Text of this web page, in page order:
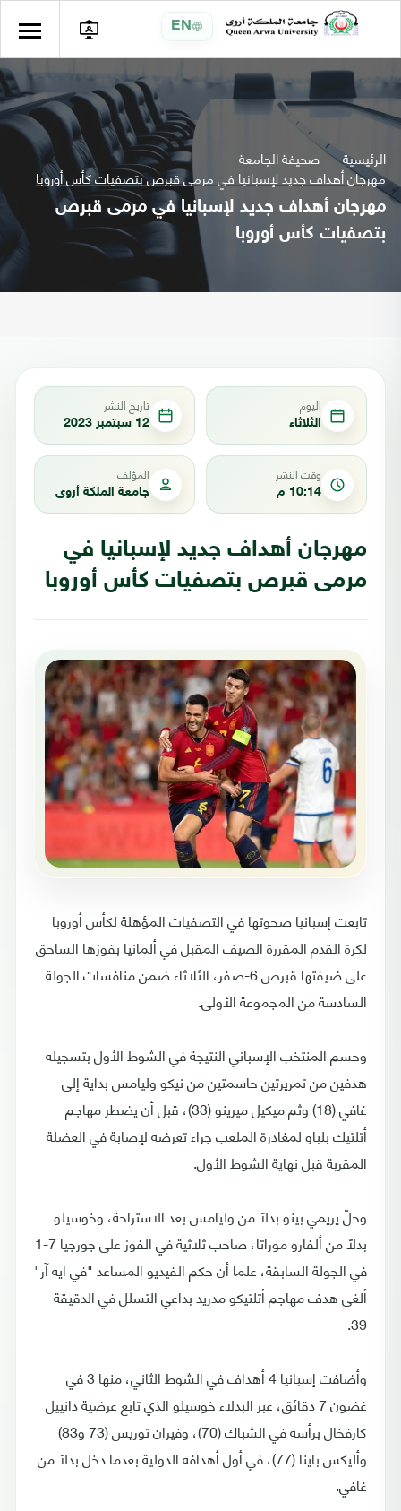
EN
الرئيسية صحيفة الجامعة
مهرجان أهداف جديد لإسبانيا في مرمى قبرص بتصفيات كأس أوروبا
مهرجان أهداف جديد لإسبانيا في مرمى قبرص
بتصفيات كأس أوروبا
اليوم
الثلاثاء
تاريخ النشر
12 سبتمبر 2023
وقت النشر
10:14 م
المؤلف
جامعة الملكة أروى
مهرجان أهداف جديد لإسبانيا في
مرمى قبرص بتصفيات كأس أوروبا
تابعت إسبانيا صحوتها في التصفيات المؤهلة لكأس أوروبا
لكرة القدم المقررة الصيف المقبل في ألمانيا بفوزها الساحق
على ضيفتها قبرص 6-صفر، الثلاثاء ضمن منافسات الجولة
السادسة من المجموعة الأولى.
وحسم المنتخب الإسباني النتيجة في الشوط الأول بتسجيله
هدفين من تمريرتين حاسمتين من نيكو وليامس بداية إلى
غافي (18) وثم ميكيل ميرينو (33)، قبل أن يضطر مهاجم
أتلتيك بلباو لمغادرة الملعب جراء تعرضه لإصابة في العضلة
المقربة قبل نهاية الشوط الأول.
وحلّ يريمي بينو بدلاً من وليامس بعد الاستراحة، وخوسيلو
بدلاً من ألفارو موراتا، صاحب ثلاثية في الفوز على جورجيا 7-1
في الجولة السابقة، علما أن حكم الفيديو المساعد "في ايه آر"
ألغى هدف مهاجم أتلتيكو مدريد بداعي التسلل في الدقيقة
39.
وأضافت إسبانيا 4 أهداف في الشوط الثاني، منها 3 في
غضون 7 دقائق، عبر البدلاء خوسيلو الذي تابع عرضية دانييل
كارفخال برأسه في الشباك (70)، وفيران توريس (73 و83)
وأليكس باينا (77)، في أول أهدافه الدولية بعدما دخل بدلاً من
غافي.